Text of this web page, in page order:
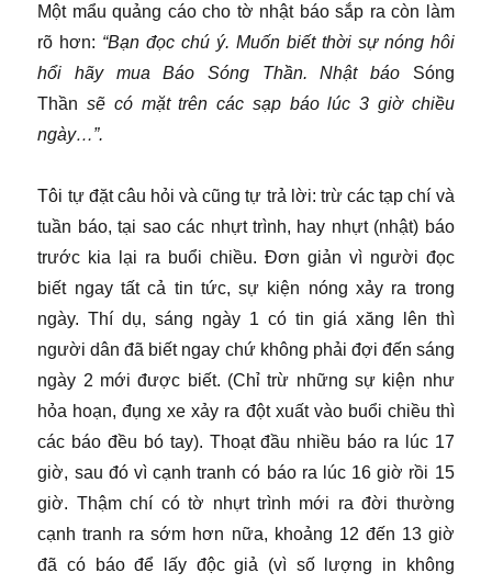
Một mẩu quảng cáo cho tờ nhật báo sắp ra còn làm
rõ hơn: “Bạn đọc chú ý. Muốn biết thời sự nóng hôi
hổi hãy mua Báo Sóng Thần. Nhật báoSóng
Thần sẽ có mặt trên các sạp báo lúc 3 giờ chiều
ngày…”.
Tôi tự đặt câu hỏi và cũng tự trả lời: trừ các tạp chí và
tuần báo, tại sao các nhựt trình, hay nhựt (nhật) báo
trước kia lại ra buổi chiều. Đơn giản vì người đọc
biết ngay tất cả tin tức, sự kiện nóng xảy ra trong
ngày. Thí dụ, sáng ngày 1 có tin giá xăng lên thì
người dân đã biết ngay chứ không phải đợi đến sáng
ngày 2 mới được biết. (Chỉ trừ những sự kiện như
hỏa hoạn, đụng xe xảy ra đột xuất vào buổi chiều thì
các báo đều bó tay). Thoạt đầu nhiều báo ra lúc 17
giờ, sau đó vì cạnh tranh có báo ra lúc 16 giờ rồi 15
giờ. Thậm chí có tờ nhựt trình mới ra đời thường
cạnh tranh ra sớm hơn nữa, khoảng 12 đến 13 giờ
đã có báo để lấy độc giả (vì số lượng in không